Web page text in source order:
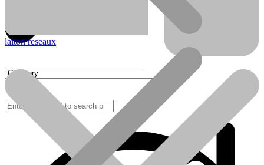
laiton reseaux